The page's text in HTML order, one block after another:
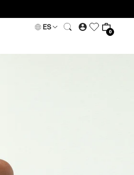
ES
0